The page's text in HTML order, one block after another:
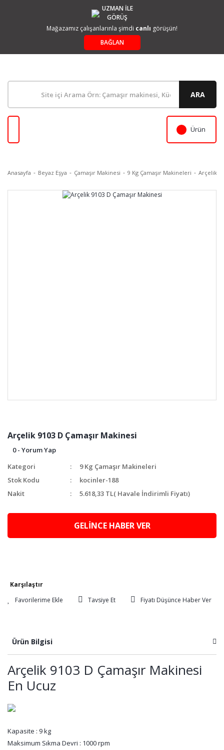
UZMAN İLE
GÖRÜŞ
Mağazamız çalışanlarınla şimdi canlı görüşün!
BAĞLAN
ARA
Ürün
Anasayfa Beyaz Eşya Çamaşır Makinesi 9 Kg Çamaşır Makineleri Arçelik
Arçelik 9103 D Çamaşır Makinesi
0 - Yorum Yap
Kategori
9 Kg Çamaşır Makineleri
Stok Kodu
kocinler-188
Nakit
5.618,33 TL( Havale İndirimli Fiyatı)
GELİNCE HABER VER
Karşılaştır
Tavsiye Et
Fiyatı Düşünce Haber Ver
Ürün Bilgisi
Arçelik 9103 D Çamaşır Makinesi
En Ucuz
Kapasite : 9 kg
Maksimum Sıkma Devri : 1000 rpm